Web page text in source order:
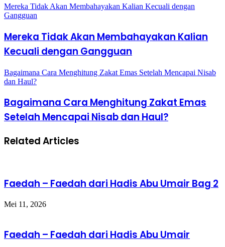
Mereka Tidak Akan Membahayakan Kalian Kecuali dengan
Gangguan
Mereka Tidak Akan Membahayakan Kalian
Kecuali dengan Gangguan
Bagaimana Cara Menghitung Zakat Emas Setelah Mencapai Nisab
dan Haul?
Bagaimana Cara Menghitung Zakat Emas
Setelah Mencapai Nisab dan Haul?
Related Articles
Faedah – Faedah dari Hadis Abu Umair Bag 2
Mei 11, 2026
Faedah – Faedah dari Hadis Abu Umair